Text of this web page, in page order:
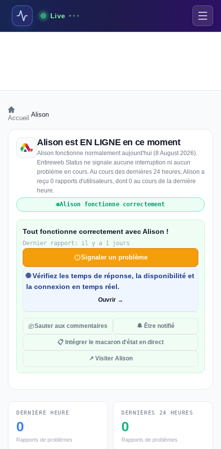
Live
Accueil Alison
Alison est EN LIGNE en ce moment
Alison fonctionne normalement aujourd'hui (8 August 2026).
Entireweb Status ne signale aucune interruption ni aucun
problème en cours. Au cours des dernières 24 heures, Alison a
reçu 0 rapports d'utilisateurs, dont 0 au cours de la dernière
heure.
Alison fonctionne correctement
Tout fonctionne correctement avec Alison !
Dernier rapport: il y a 1 jours
Signaler un problème
🌐 Vérifiez les temps de réponse, la disponibilité et
la connexion en temps réel.
Ouvrir →
Sauter aux commentaires 🔔 Être notifié
📋 Intégrer le macaron d'état en direct
↗ Visiter Alison
DERNIÈRE HEURE
0
Rapports de problèmes
DERNIÈRES 24 HEURES
0
Rapports de problèmes